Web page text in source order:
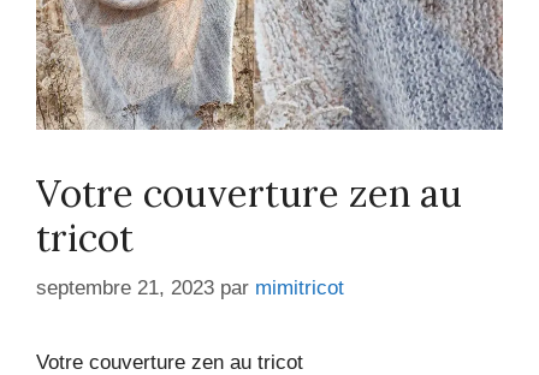
Votre couverture zen au
tricot
septembre 21, 2023 par mimitricot
Votre couverture zen au tricot